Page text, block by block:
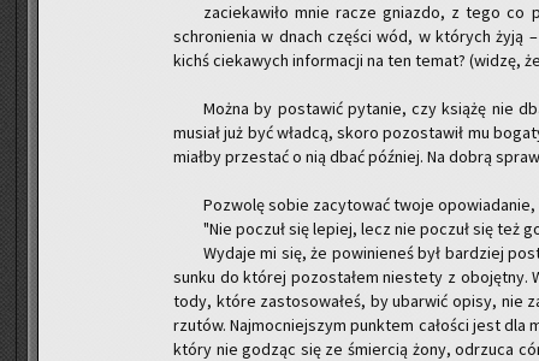
za­cie­ka­wi­ło mnie racze gniaz­do, z tego co
schro­nie­nia w dnach czę­ści wód, w któ­rych
kichś cie­ka­wych in­for­ma­cji na ten temat? (widzę,
Można by po­sta­wić py­ta­nie, czy ksią­żę nie
mu­siał już być wład­cą, skoro po­zo­sta­wił mu
miał­by prze­stać o nią dbać póź­niej. Na dobrą
Po­zwo­lę sobie za­cy­to­wać twoje
"Nie po­czuł się le­piej, lecz nie po­czuł się też
Wy­da­je mi się, że po­wi­nie­neś był bar­dziej
sun­ku do któ­rej po­zo­sta­łem nie­ste­ty z
to­dy, które za­sto­so­wa­łeś, by ubar­wić opisy, nie
rzu­tów. Naj­moc­niej­szym punk­tem ca­ło­ści jest dla
który nie go­dząc się ze śmier­cią żony, od­rzu­ca